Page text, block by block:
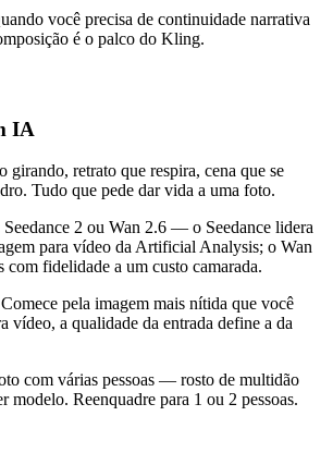
você precisa de continuidade narrativa
é o palco do Kling.
IA
girando, retrato que respira, cena que se
Tudo que pede dar vida a uma foto.
Seedance 2 ou Wan 2.6 — o Seedance lidera
para vídeo da Artificial Analysis; o Wan
com fidelidade a um custo camarada.
Comece pela imagem mais nítida que você
vídeo, a qualidade da entrada define a da
com várias pessoas — rosto de multidão
modelo. Reenquadre para 1 ou 2 pessoas.